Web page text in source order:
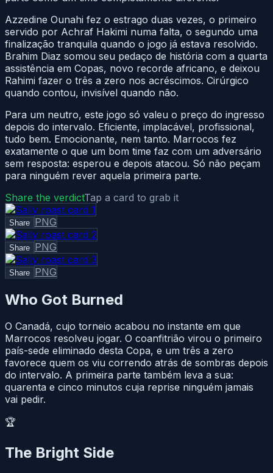
Azzedine Ounahi fez o estrago duas vezes, o primeiro
servido por Achraf Hakimi numa falta, o segundo uma
finalização tranquila quando o jogo já estava resolvido.
Brahim Diaz somou seu pedaço de história com a quarta
assistência em Copas, novo recorde africano, e deixou
Rahimi fazer o três a zero nos acréscimos. Cirúrgico
quando contou, invisível quando não.
Para um neutro, este jogo só valeu o preço do ingresso
depois do intervalo. Eficiente, implacável, profissional,
tudo bem. Emocionante, nem tanto. Marrocos fez
exatamente o que um bom time faz com um adversário
sem resposta: esperou e depois atacou. Só não peçam
para ninguém rever aquela primeira parte.
Share the verdictTap a card to grab it
Share PNG
Share PNG
Share PNG
Who Got Burned
O Canadá, cujo torneio acabou no instante em que
Marrocos resolveu jogar. O coanfitrião virou o primeiro
país-sede eliminado desta Copa, e um três a zero
favorece quem os viu correndo atrás de sombras depois
do intervalo. A primeira parte também leva a sua:
quarenta e cinco minutos cuja reprise ninguém jamais
vai pedir.
🏆
The Bright Side